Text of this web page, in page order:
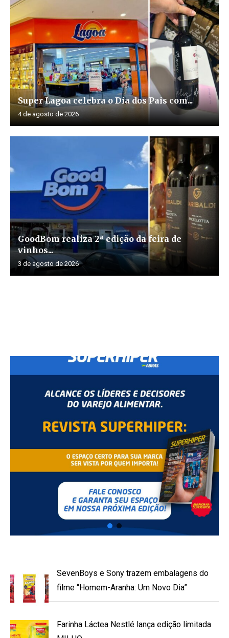
Super Lagoa celebra o Dia dos Pais com...
4 de agosto de 2026
GoodBom realiza 2ª edição da feira de
vinhos...
3 de agosto de 2026
SevenBoys e Sony trazem embalagens do
filme “Homem-Aranha: Um Novo Dia”
Farinha Láctea Nestlé lança edição limitada